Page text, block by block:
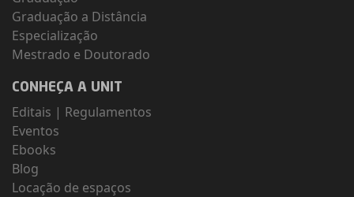
Graduação a Distância
Especialização
Mestrado e Doutorado
CONHEÇA A UNIT
Editais | Regulamentos
Eventos
Ebooks
Blog
Locação de espaços